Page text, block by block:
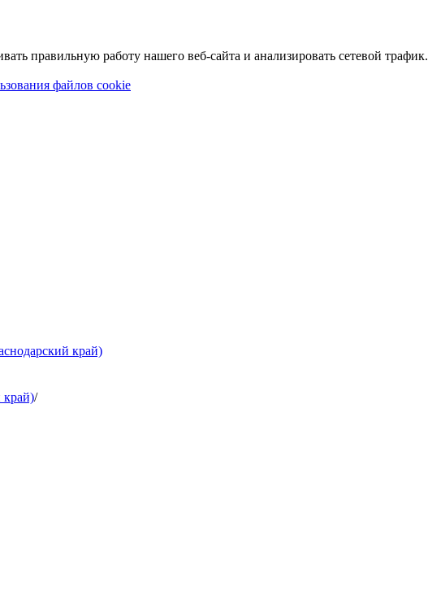
правильную работу нашего веб-сайта и анализировать сетевой трафик.
файлов cookie
край)
край)/